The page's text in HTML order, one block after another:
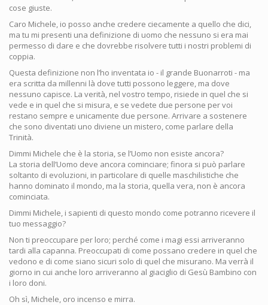
cose giuste.
Caro Michele, io posso anche credere ciecamente a quello che dici,
ma tu mi presenti una definizione di uomo che nessuno si era mai
permesso di dare e che dovrebbe risolvere tutti i nostri problemi di
coppia.
Questa definizione non l’ho inventata io - il grande Buonarroti - ma
era scritta da millenni là dove tutti possono leggere, ma dove
nessuno capisce. La verità, nel vostro tempo, risiede in quel che si
vede e in quel che si misura, e se vedete due persone per voi
restano sempre e unicamente due persone. Arrivare a sostenere
che sono diventati uno diviene un mistero, come parlare della
Trinità.
Dimmi Michele che è la storia, se l’Uomo non esiste ancora?
La storia dell’Uomo deve ancora cominciare; finora si può parlare
soltanto di evoluzioni, in particolare di quelle maschilistiche che
hanno dominato il mondo, ma la storia, quella vera, non è ancora
cominciata.
Dimmi Michele, i sapienti di questo mondo come potranno ricevere il
tuo messaggio?
Non ti preoccupare per loro; perché come i magi essi arriveranno
tardi alla capanna. Preoccupati di come possano credere in quel che
vedono e di come siano sicuri solo di quel che misurano. Ma verrà il
giorno in cui anche loro arriveranno al giaciglio di Gesù Bambino con
i loro doni.
Oh sì, Michele, oro incenso e mirra.